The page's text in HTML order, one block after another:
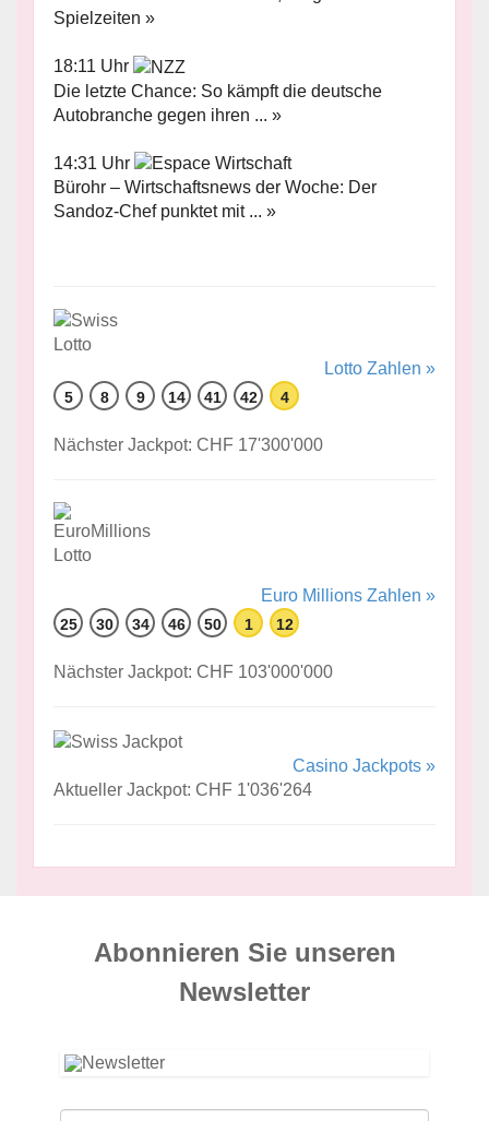
Spielzeiten »
18:11 Uhr
Die letzte Chance: So kämpft die deutsche
Autobranche gegen ihren ... »
14:31 Uhr
Bürohr – Wirtschaftsnews der Woche: Der
Sandoz-Chef punktet mit ... »
Lotto Zahlen »
5 8 9 14 41 42 4
Nächster Jackpot: CHF 17'300'000
Euro Millions Zahlen »
25 30 34 46 50 1 12
Nächster Jackpot: CHF 103'000'000
Casino Jackpots »
Aktueller Jackpot: CHF 1'036'264
Abonnieren Sie unseren
News­letter